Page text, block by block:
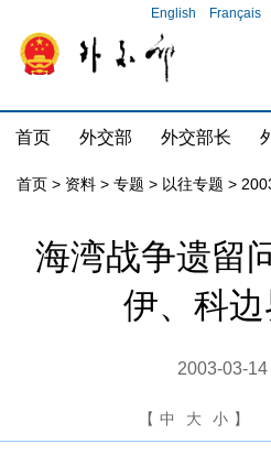
English Français
首页 外交部 外交部长
首页 > 资料 > 专题 > 以往专题 >
海湾战争遗
伊、科
2003-03-
【 中 大 小 】